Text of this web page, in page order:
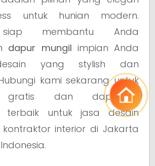
untuk hunian modern.
siap membantu Anda
dapur mungil impian Anda
yang stylish dan
kami sekarang untuk
gratis dan dapatkan
terbaik untuk jasa desain
interior di Jakarta